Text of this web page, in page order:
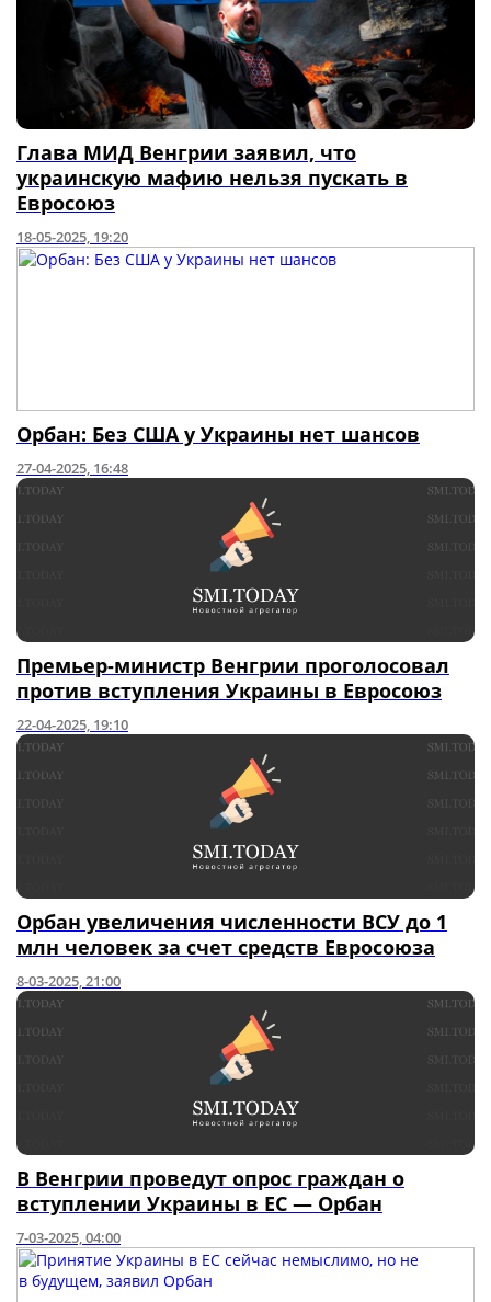
Глава МИД Венгрии заявил, что
украинскую мафию нельзя пускать в
Евросоюз
18-05-2025, 19:20
Орбан: Без США у Украины нет шансов
27-04-2025, 16:48
Премьер-министр Венгрии проголосовал
против вступления Украины в Евросоюз
22-04-2025, 19:10
Орбан увеличения численности ВСУ до 1
млн человек за счет средств Евросоюза
8-03-2025, 21:00
В Венгрии проведут опрос граждан о
вступлении Украины в ЕС — Орбан
7-03-2025, 04:00